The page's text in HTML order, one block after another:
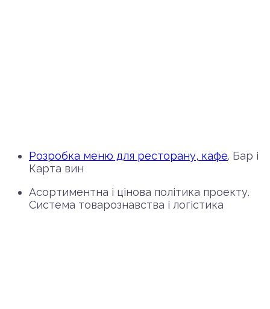
Розробка меню для ресторану, кафе. Бар і
Карта вин
Асортиментна і цінова політика проекту.
Система товарознавства і логістика